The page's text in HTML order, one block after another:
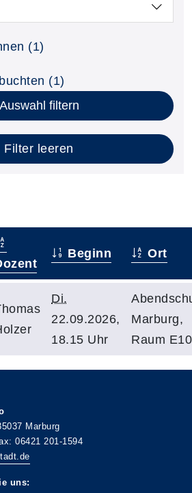
(1)
(1)
Auswahl filtern
Filter leeren
Beginn Ort
Di.
22.09.2026,
18.15 Uhr
Marburg,
Raum
Marburg
06421 201-1594
uns: